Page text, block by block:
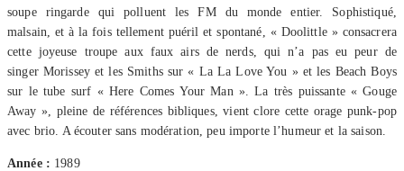
soupe ringarde qui polluent les FM du monde entier. Sophistiqué,
malsain, et à la fois tellement puéril et spontané, « Doolittle » consacrera
cette joyeuse troupe aux faux airs de nerds, qui n’a pas eu peur de
singer Morissey et les Smiths sur « La La Love You » et les Beach Boys
sur le tube surf « Here Comes Your Man ». La très puissante « Gouge
Away », pleine de références bibliques, vient clore cette orage punk-pop
avec brio. A écouter sans modération, peu importe l’humeur et la saison.
Année : 1989